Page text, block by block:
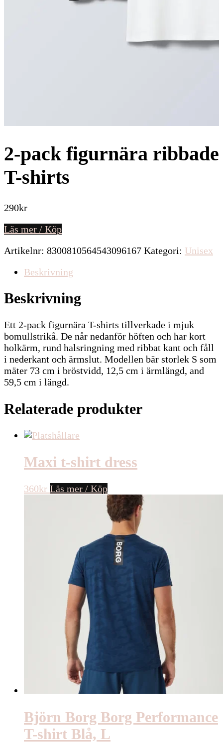
2-pack figurnära ribbade
T-shirts
290kr
Läs mer / Köp
Artikelnr: 8300810564543096167 Kategori: Unisex
Beskrivning
Beskrivning
Ett 2-pack figurnära T-shirts tillverkade i mjuk
bomullstrikå. De når nedanför höften och har kort
holkärm, rund halsringning med ribbat kant och fåll
i nederkant och ärmslut. Modellen bär storlek S som
mäter 73 cm i bröstvidd, 12,5 cm i ärmlängd, and
59,5 cm i längd.
Relaterade produkter
Maxi t-shirt dress
360kr Läs mer / Köp
Björn Borg Borg Performance
T-shirt Blå, L